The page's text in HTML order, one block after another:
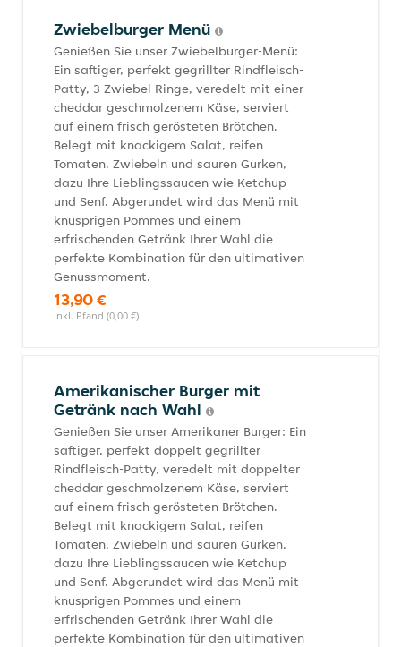
Zwiebelburger Menü
Genießen Sie unser Zwiebelburger-Menü:
Ein saftiger, perfekt gegrillter Rindfleisch-
Patty, 3 Zwiebel Ringe, veredelt mit einer
cheddar geschmolzenem Käse, serviert
auf einem frisch gerösteten Brötchen.
Belegt mit knackigem Salat, reifen
Tomaten, Zwiebeln und sauren Gurken,
dazu Ihre Lieblingssaucen wie Ketchup
und Senf. Abgerundet wird das Menü mit
knusprigen Pommes und einem
erfrischenden Getränk Ihrer Wahl die
perfekte Kombination für den ultimativen
Genussmoment.
13,90 €
inkl. Pfand (0,00 €)
Amerikanischer Burger mit
Getränk nach Wahl
Genießen Sie unser Amerikaner Burger: Ein
saftiger, perfekt doppelt gegrillter
Rindfleisch-Patty, veredelt mit doppelter
cheddar geschmolzenem Käse, serviert
auf einem frisch gerösteten Brötchen.
Belegt mit knackigem Salat, reifen
Tomaten, Zwiebeln und sauren Gurken,
dazu Ihre Lieblingssaucen wie Ketchup
und Senf. Abgerundet wird das Menü mit
knusprigen Pommes und einem
erfrischenden Getränk Ihrer Wahl die
perfekte Kombination für den ultimativen